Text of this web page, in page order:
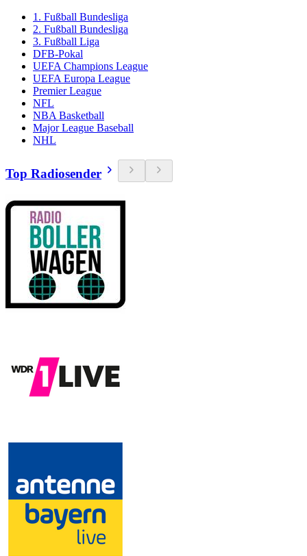
1. Fußball Bundesliga
2. Fußball Bundesliga
3. Fußball Liga
DFB-Pokal
UEFA Champions League
UEFA Europa League
Premier League
NFL
NBA Basketball
Major League Baseball
NHL
Top Radiosender